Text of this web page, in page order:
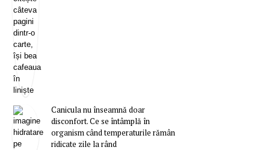
Canicula nu înseamnă doar
disconfort. Ce se întâmplă în
organism când temperaturile rămân
ridicate zile la rând